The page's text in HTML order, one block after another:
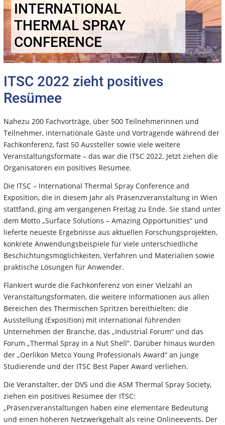
INTERNATIONAL
THERMAL SPRAY
CONFERENCE
ITSC 2022 zieht positives
Resümee
Nahezu 200 Fachvorträge, über 500 Teilnehmerinnen und
Teilnehmer, internationale Gäste und Vortragende während der
Fachkonferenz, fast 50 Aussteller sowie viele weitere
Veranstaltungsformate – das war die ITSC 2022. Jetzt ziehen die
Organisatoren ein positives Resümee.
Die ITSC – International Thermal Spray Conference and
Exposition, die in diesem Jahr als Präsenzveranstaltung in Wien
stattfand, ging am vergangenen Freitag zu Ende. Sie stand unter
dem Motto „Surface Solutions – Amazing Opportunities“ und
lieferte neueste Ergebnisse aus aktuellen Forschungsprojekten,
konkrete Anwendungsbeispiele für viele unterschiedliche
Beschichtungsmöglichkeiten, Verfahren und Materialien sowie
praktische Lösungen für Anwender.
Flankiert wurde die Fachkonferenz von einer Vielzahl an
Veranstaltungsformaten, die weitere Informationen aus allen
Bereichen des Thermischen Spritzen bereithielten: die
Ausstellung (Exposition) mit international führenden
Unternehmen der Branche, das „Industrial Forum“ und das
Forum „Thermal Spray in a Nut Shell“. Darüber hinaus wurden
der „Oerlikon Metco Young Professionals Award“ an junge
Studierende und der ITSC Best Paper Award verliehen.
Die Veranstalter, der DVS und die ASM Thermal Spray Society,
ziehen ein positives Resümee der ITSC:
„Präsenzveranstaltungen haben eine elementare Bedeutung
und einen höheren Netzwerkgehalt als reine Onlineevents. Der